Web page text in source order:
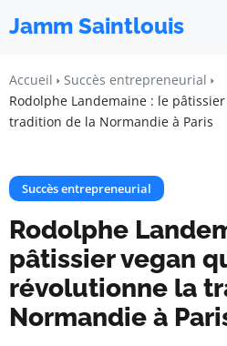
Jamm Saintlouis
Accueil
Succès entrepreneurial
Rodolphe Landemaine : le
tradition de la Normandie à Paris
Succès entrepreneurial
Rodolphe
pâtissier vegan
révolutionne la
Normandie à